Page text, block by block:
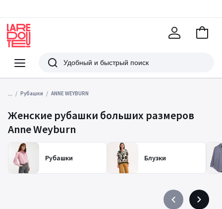
Меню
Redoute
Поиск
В
... Рубашки ANNE WEYBURN
Женские рубашки больших размеров
Anne Weyburn
Рубашки Блузки
PrécédentSuivant